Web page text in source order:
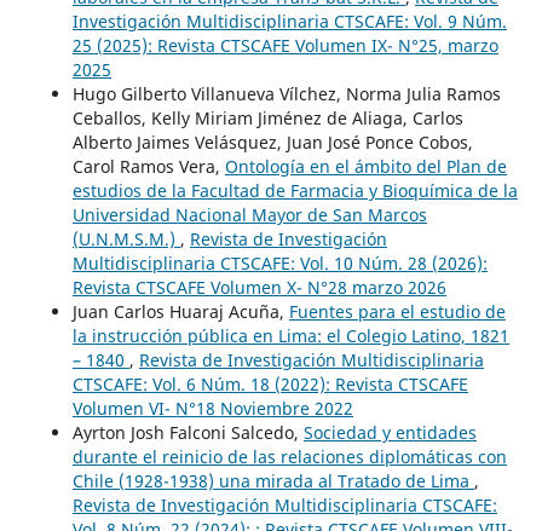
Investigación Multidisciplinaria CTSCAFE: Vol. 9 Núm.
25 (2025): Revista CTSCAFE Volumen IX- N°25, marzo
2025
Hugo Gilberto Villanueva Vílchez, Norma Julia Ramos
Ceballos, Kelly Miriam Jiménez de Aliaga, Carlos
Alberto Jaimes Velásquez, Juan José Ponce Cobos,
Carol Ramos Vera, Ontología en el ámbito del Plan de
estudios de la Facultad de Farmacia y Bioquímica de la
Universidad Nacional Mayor de San Marcos
(U.N.M.S.M.) , Revista de Investigación
Multidisciplinaria CTSCAFE: Vol. 10 Núm. 28 (2026):
Revista CTSCAFE Volumen X- N°28 marzo 2026
Juan Carlos Huaraj Acuña, Fuentes para el estudio de
la instrucción pública en Lima: el Colegio Latino, 1821
– 1840 , Revista de Investigación Multidisciplinaria
CTSCAFE: Vol. 6 Núm. 18 (2022): Revista CTSCAFE
Volumen VI- N°18 Noviembre 2022
Ayrton Josh Falconi Salcedo, Sociedad y entidades
durante el reinicio de las relaciones diplomáticas con
Chile (1928-1938) una mirada al Tratado de Lima ,
Revista de Investigación Multidisciplinaria CTSCAFE: